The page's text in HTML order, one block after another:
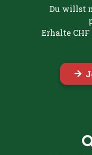
Du willst
Erhalte CHF